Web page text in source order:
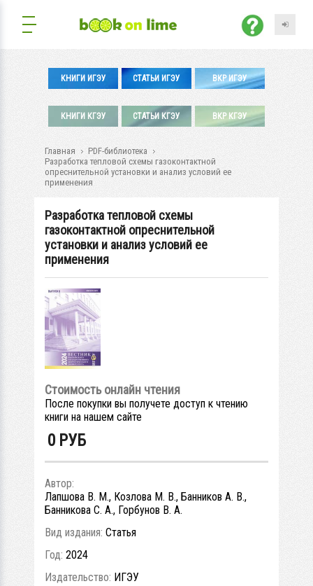
КНИГИ ИГЭУ СТАТЬИ ИГЭУ ВКР ИГЭУ
КНИГИ КГЭУ СТАТЬИ КГЭУ ВКР КГЭУ
Главная
PDF-библиотека
Разработка тепловой схемы газоконтактной
опреснительной установки и анализ условий ее
применения
Разработка тепловой схемы
газоконтактной опреснительной
установки и анализ условий ее
применения
Стоимость онлайн чтения
После покупки вы получете доступ к чтению
книги на нашем сайте
0 РУБ
Автор:
Лапшова В. М., Козлова М. В., Банников А. В.,
Банникова С. А., Горбунов В. А.
Вид издания: Статья
Год: 2024
Издательство: ИГЭУ